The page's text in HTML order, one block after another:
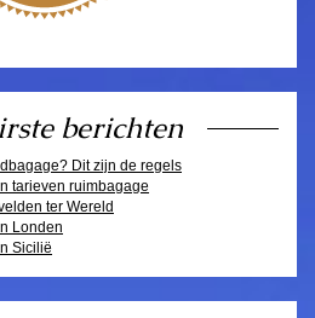
berichten
Dit zijn de regels
tarieven ruimbagage
ter Wereld
Londen
Sicilië